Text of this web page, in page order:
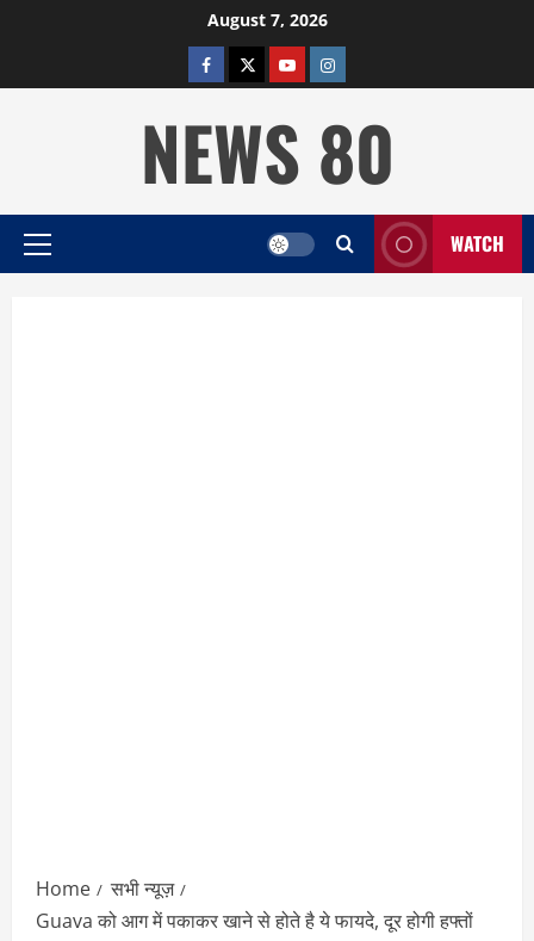
August 7, 2026
facebooktwitterYOUTUBE
instagram
NEWS 80
Primary
WATCH
Home
सभी न्यूज़
Guava को आग में पकाकर खाने से होते है ये फायदे, दूर होगी हफ्तों